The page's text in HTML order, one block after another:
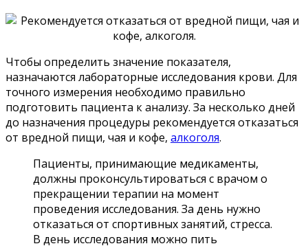
Чтобы определить значение показателя,
назначаются лабораторные исследования крови. Для
точного измерения необходимо правильно
подготовить пациента к анализу. За несколько дней
до назначения процедуры рекомендуется отказаться
от вредной пищи, чая и кофе, алкоголя.
Пациенты, принимающие медикаменты,
должны проконсультироваться с врачом о
прекращении терапии на момент
проведения исследования. За день нужно
отказаться от спортивных занятий, стресса.
В день исследования можно пить